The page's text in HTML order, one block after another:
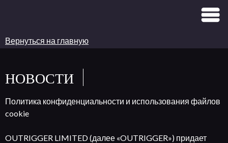
Вернуться на главную
НОВОСТИ
Политика конфиденциальности и использования файлов
cookie
OUTRIGGER LIMITED (далее «OUTRIGGER») придает